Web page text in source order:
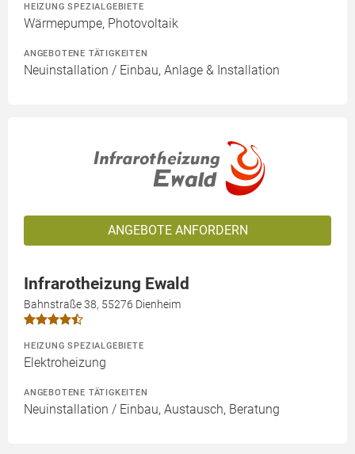
HEIZUNG SPEZIALGEBIETE
Wärmepumpe, Photovoltaik
ANGEBOTENE TÄTIGKEITEN
Neuinstallation / Einbau, Anlage & Installation
ANGEBOTE ANFORDERN
Infrarotheizung Ewald
Bahnstraße 38, 55276 Dienheim
HEIZUNG SPEZIALGEBIETE
Elektroheizung
ANGEBOTENE TÄTIGKEITEN
Neuinstallation / Einbau, Austausch, Beratung